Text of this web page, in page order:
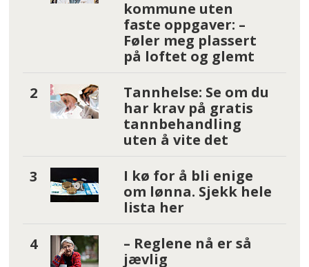
kommune uten
faste oppgaver: –
Føler meg plassert
på loftet og glemt
Tannhelse: Se om du
har krav på gratis
tannbehandling
uten å vite det
I kø for å bli enige
om lønna. Sjekk hele
lista her
– Reglene nå er så
jævlig